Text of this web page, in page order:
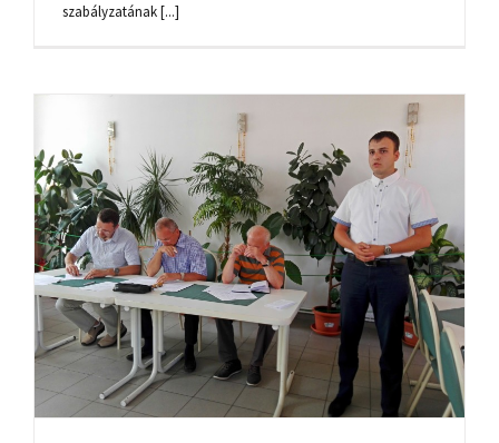
szabályzatának [...]